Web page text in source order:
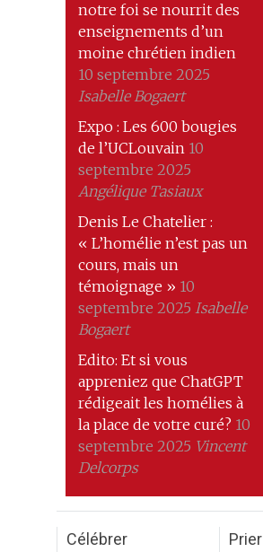
notre foi se nourrit des
enseignements d’un
moine chrétien indien
10 septembre 2025
Isabelle Bogaert
Expo : Les 600 bougies
de l’UCLouvain 10
septembre 2025
Angélique Tasiaux
Denis Le Chatelier :
« L’homélie n’est pas un
cours, mais un
témoignage » 10
septembre 2025 Isabelle
Bogaert
Edito: Et si vous
appreniez que ChatGPT
rédigeait les homélies à
la place de votre curé? 10
septembre 2025 Vincent
Delcorps
Célébrer Prier